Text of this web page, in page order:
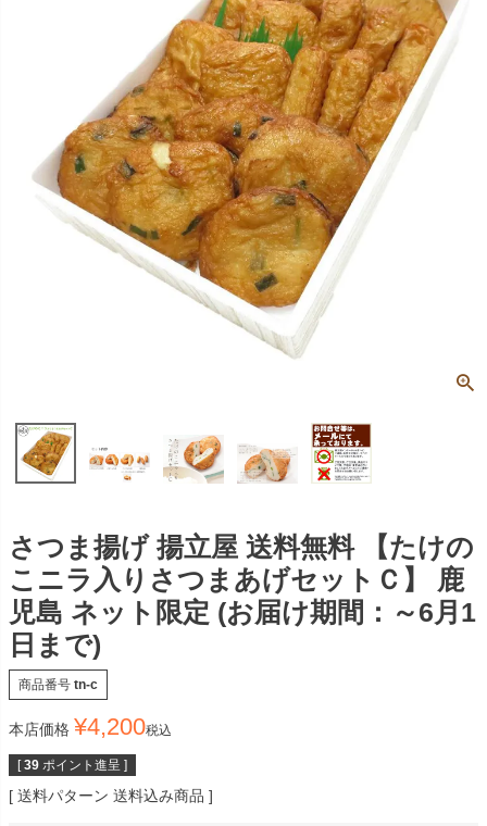
さつま揚げ 揚立屋 送料無料 【たけの
こニラ入りさつまあげセットＣ】 鹿
児島 ネット限定 (お届け期間：～6月1
日まで)
商品番号 tn-c
本店価格 ¥4,200税込
[ 39 ポイント進呈 ]
送料パターン 送料込み商品